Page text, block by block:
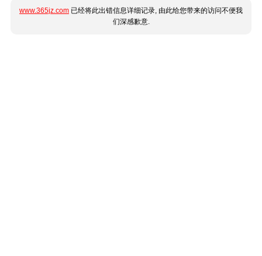
www.365jz.com 已经将此出错信息详细记录, 由此给您带来的访问不便我
们深感歉意.